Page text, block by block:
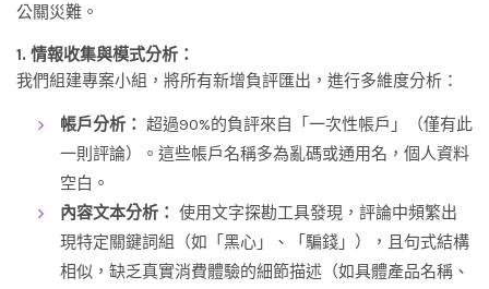
公關災難。
1. 情報收集與模式分析：
我們組建專案小組，將所有新增負評匯出，進行多維度分析：
帳戶分析： 超過90%的負評來自「一次性帳戶」（僅有此
一則評論）。這些帳戶名稱多為亂碼或通用名，個人資料
空白。
內容文本分析： 使用文字探勘工具發現，評論中頻繁出
現特定關鍵詞組（如「黑心」、「騙錢」），且句式結構
相似，缺乏真實消費體驗的細節描述（如具體產品名稱、